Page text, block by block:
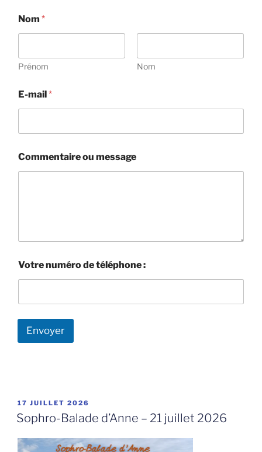
o
m
o
m
e
n
t
i
e
Nom *
Prénom Nom
E-mail *
Commentaire ou message
Votre numéro de téléphone :
Envoyer
PUBLIÉ
LE
17 JUILLET 2026
Sophro-Balade d’Anne – 21 juillet 2026